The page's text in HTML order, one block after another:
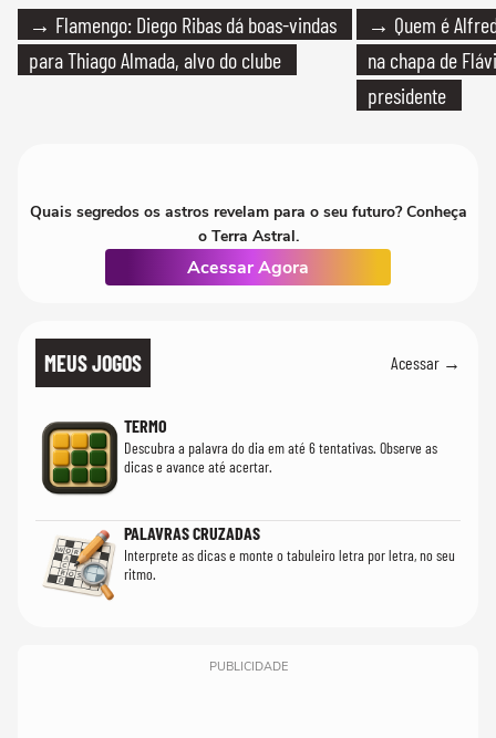
→ Flamengo: Diego Ribas dá boas-vindas
para Thiago Almada, alvo do clube
→ Quem é
na chapa de
presidente
Quais segredos os astros revelam para o seu futuro? Conheça
o Terra Astral.
Acessar Agora
MEUS JOGOS Acessar →
TERMO
Descubra a palavra do dia em até 6 tentativas. Observe as
dicas e avance até acertar.
PALAVRAS CRUZADAS
Interprete as dicas e monte o tabuleiro letra por letra, no seu
ritmo.
PUBLICIDADE